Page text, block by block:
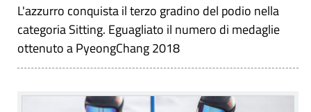
L'azzurro conquista il terzo gradino del podio nella
categoria Sitting. Eguagliato il numero di medaglie
ottenuto a PyeongChang 2018